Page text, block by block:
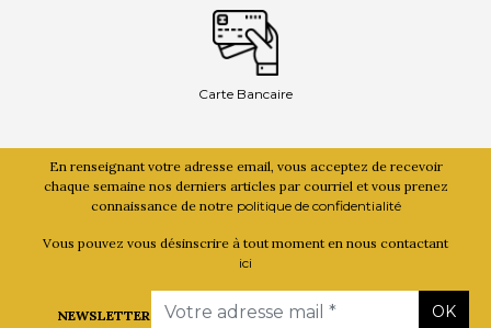
Carte Bancaire
En renseignant votre adresse email, vous acceptez de recevoir
chaque semaine nos derniers articles par courriel et vous prenez
connaissance de notre politique de confidentialité
Vous pouvez vous désinscrire à tout moment en nous contactant
ici
NEWSLETTER
Email OK